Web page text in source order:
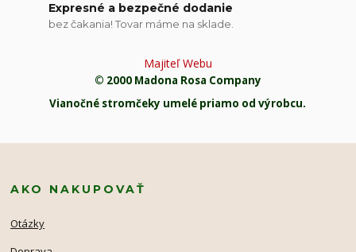
Expresné a bezpečné dodanie
bez čakania! Tovar máme na sklade.
Majiteľ Webu
© 2000 Madona Rosa Company
Vianočné stromčeky umelé priamo od výrobcu.
AKO NAKUPOVAŤ
Otázky